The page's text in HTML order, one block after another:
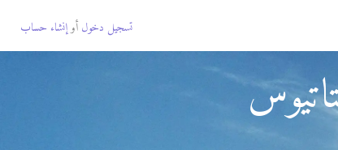
تسجيل دخول أوإنشاء حساب